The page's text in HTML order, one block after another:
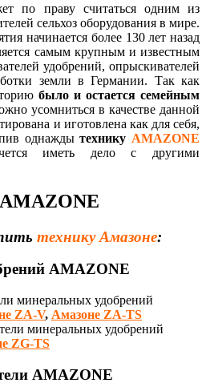
по праву считаться одним из
сельхоз оборудования в мире.
начинается более 130 лет назад
самым крупным и известным
удобрений, опрыскивателей
земли в Германии. Так как
было и остается семейным
усомниться в качестве данной
и иготовлена как для себя,
однаждытехнику AMAZONE
иметь дело с другими
технику Амазоне:
AMAZONE
минеральных удобрений
ZA-V, Амазоне ZA-TS
минеральных удобрений
ZG-TS
AMAZONE